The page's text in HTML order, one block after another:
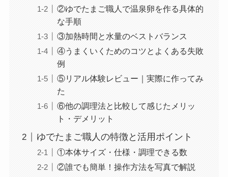
②ゆでたまご職人で温泉卵を作る具体的
な手順
③加熱時間と水量のベストバランス
④うまくいくためのコツとよくある失敗
例
⑤リアル体験レビュー｜実際に作ってみ
た
⑥他の調理法と比較して感じたメリッ
ト・デメリット
ゆでたまご職人の特徴と活用ポイント
①本体サイズ・仕様・調理できる数
②誰でも簡単！操作方法を写真で解説